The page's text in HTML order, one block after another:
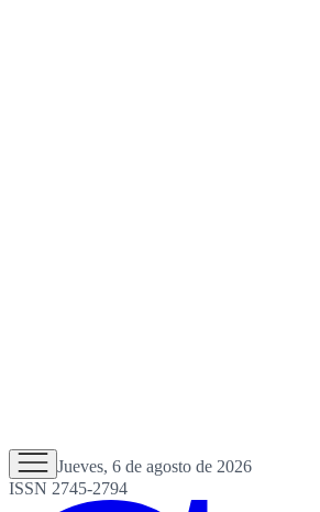
Jueves, 6 de agosto de 2026
ISSN 2745-2794